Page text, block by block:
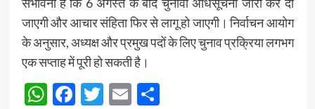
जाएगी और आचार संहिता फिर से लागू हो जाएगी। निर्वाचन आयोग
के अनुसार, अध्यक्ष और प्रमुख पदों के लिए चुनाव प्रक्रिया लगभग
एक सप्ताह में पूरी हो सकती है।
WhatsApp
Facebook
Twitter
EmailShare